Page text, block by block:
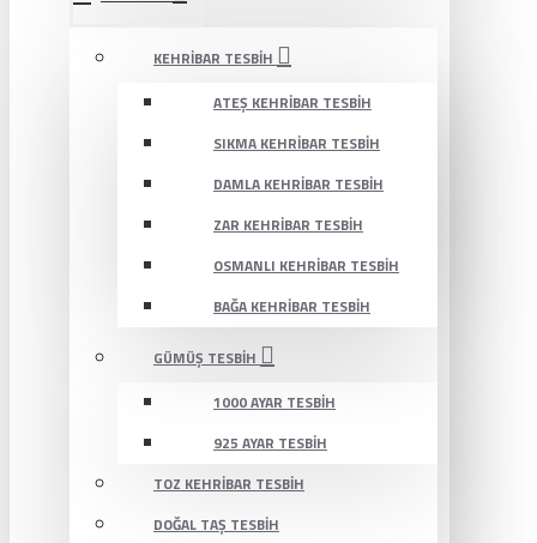
KEHRIBAR TESBIH
ATEŞ KEHRIBAR TESBIH
SIKMA KEHRIBAR TESBIH
DAMLA KEHRIBAR TESBIH
ZAR KEHRIBAR TESBIH
OSMANLI KEHRIBAR TESBIH
BAĞA KEHRIBAR TESBIH
GÜMÜŞ TESBIH
1000 AYAR TESBIH
925 AYAR TESBIH
TOZ KEHRIBAR TESBIH
DOĞAL TAŞ TESBIH